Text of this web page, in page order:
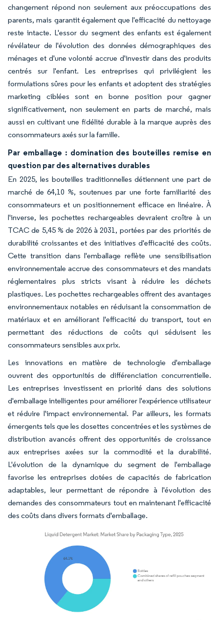
changement répond non seulement aux préoccupations des
parents, mais garantit également que l'efficacité du nettoyage
reste intacte. L'essor du segment des enfants est également
révélateur de l'évolution des données démographiques des
ménages et d'une volonté accrue d'investir dans des produits
centrés sur l'enfant. Les entreprises qui privilégient les
formulations sûres pour les enfants et adoptent des stratégies
marketing ciblées sont en bonne position pour gagner
significativement, non seulement en parts de marché, mais
aussi en cultivant une fidélité durable à la marque auprès des
consommateurs axés sur la famille.
Par emballage : domination des bouteilles remise en
question par des alternatives durables
En 2025, les bouteilles traditionnelles détiennent une part de
marché de 64,10 %, soutenues par une forte familiarité des
consommateurs et un positionnement efficace en linéaire. À
l'inverse, les pochettes rechargeables devraient croître à un
TCAC de 5,45 % de 2026 à 2031, portées par des priorités de
durabilité croissantes et des initiatives d'efficacité des coûts.
Cette transition dans l'emballage reflète une sensibilisation
environnementale accrue des consommateurs et des mandats
réglementaires plus stricts visant à réduire les déchets
plastiques. Les pochettes rechargeables offrent des avantages
environnementaux notables en réduisant la consommation de
matériaux et en améliorant l'efficacité du transport, tout en
permettant des réductions de coûts qui séduisent les
consommateurs sensibles aux prix.
Les innovations en matière de technologie d'emballage
ouvrent des opportunités de différenciation concurrentielle.
Les entreprises investissent en priorité dans des solutions
d'emballage intelligentes pour améliorer l'expérience utilisateur
et réduire l'impact environnemental. Par ailleurs, les formats
émergents tels que les dosettes concentrées et les systèmes de
distribution avancés offrent des opportunités de croissance
aux entreprises axées sur la commodité et la durabilité.
L'évolution de la dynamique du segment de l'emballage
favorise les entreprises dotées de capacités de fabrication
adaptables, leur permettant de répondre à l'évolution des
demandes des consommateurs tout en maintenant l'efficacité
des coûts dans divers formats d'emballage.